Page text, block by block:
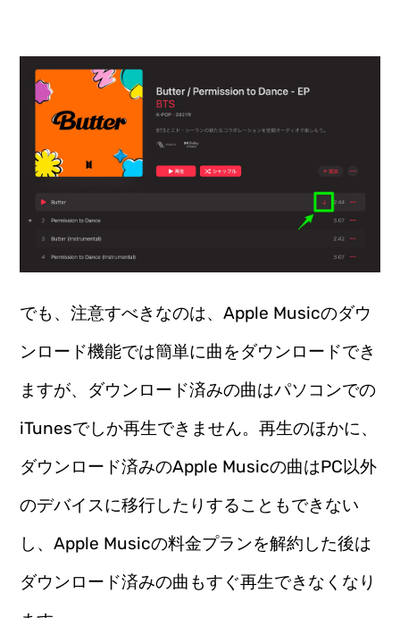
でも、注意すべきなのは、Apple Musicのダウ
ンロード機能では簡単に曲をダウンロードでき
ますが、ダウンロード済みの曲はパソコンでの
iTunesでしか再生できません。再生のほかに、
ダウンロード済みのApple Musicの曲はPC以外
のデバイスに移行したりすることもできない
し、Apple Musicの料金プランを解約した後は
ダウンロード済みの曲もすぐ再生できなくなり